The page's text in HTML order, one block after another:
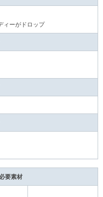
ィーがドロップ
要素材